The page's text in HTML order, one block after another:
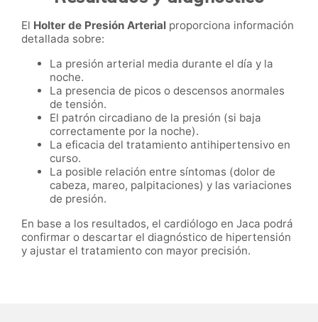
El Holter de Presión Arterial proporciona información
detallada sobre:
La presión arterial media durante el día y la
noche.
La presencia de picos o descensos anormales
de tensión.
El patrón circadiano de la presión (si baja
correctamente por la noche).
La eficacia del tratamiento antihipertensivo en
curso.
La posible relación entre síntomas (dolor de
cabeza, mareo, palpitaciones) y las variaciones
de presión.
En base a los resultados, el cardiólogo en Jaca podrá
confirmar o descartar el diagnóstico de hipertensión
y ajustar el tratamiento con mayor precisión.